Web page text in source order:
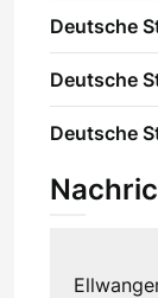
Deutsche
Deutsche
Deutsche